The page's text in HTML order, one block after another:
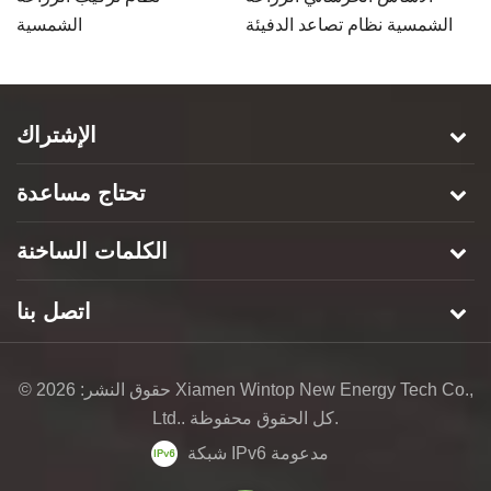
الشمسية
الشمسية نظام تصاعد الدفيئة
الإشتراك
تحتاج مساعدة
الكلمات الساخنة
اتصل بنا
© حقوق النشر: 2026 Xiamen Wintop New Energy Tech Co.,
Ltd.. كل الحقوق محفوظة.
شبكة IPv6 مدعومة